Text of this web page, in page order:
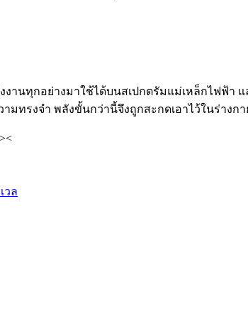
งานทุกอย่างมาใช้ได้บนสเปกตรัมแม่เหล็กไฟฟ้า
ามทรงจำ พลังขั้นกว่านี้จึงถูกสะกดเอาไว้ในร่างก
วล